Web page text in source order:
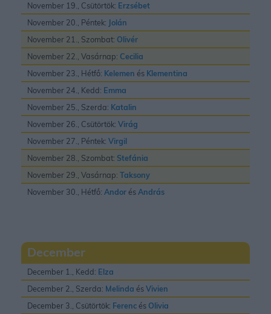
November 19., Csütörtök: Erzsébet
November 20., Péntek: Jolán
November 21., Szombat: Olivér
November 22., Vasárnap: Cecilia
November 23., Hétfő: Kelemen és Klementina
November 24., Kedd: Emma
November 25., Szerda: Katalin
November 26., Csütörtök: Virág
November 27., Péntek: Virgil
November 28., Szombat: Stefánia
November 29., Vasárnap: Taksony
November 30., Hétfő: Andor ésAndrás
December
December 1., Kedd: Elza
December 2., Szerda: Melinda ésVivien
December 3., Csütörtök: Ferenc és Olivia